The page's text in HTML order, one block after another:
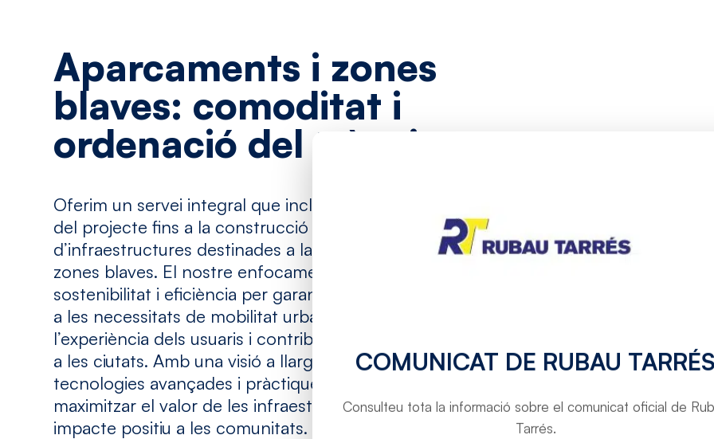
Aparcaments i zones
blaves: comoditat i
ordenació del trànsit
Oferim un servei integral que inclou des de la concepció
del projecte fins a la construcció i explotació
d’infraestructures destinades a la gestió d’aparcaments i
zones blaves. El nostre enfocament combina innovació,
sostenibilitat i eficiència per garantir solucions adaptades
a les necessitats de mobilitat urbana, optimitzant
l’experiència dels usuaris i contribuint a ordenar el trànsit
a les ciutats. Amb una visió a llarg termini, implementem
tecnologies avançades i pràctiques responsables per
maximitzar el valor de les infraestructures i promoure un
impacte positiu a les comunitats.
COMUNICAT DE RUBAU
Consulteu tota la informació sobre el comunicat oficial de
Tarrés.